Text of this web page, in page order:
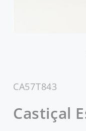
SKU:
CA57T843
Castiçal